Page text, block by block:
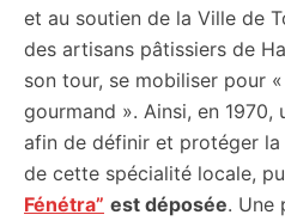
et au soutien de la Ville de
des artisans pâtissiers de
son tour, se mobiliser pour
gourmand ». Ainsi, en
afin de définir et protéger
de cette spécialité locale,
Fénétra” est déposée. Une